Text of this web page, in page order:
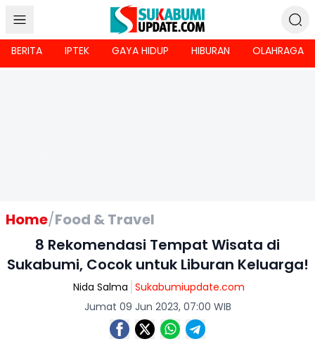
BERITA IPTEK GAYA HIDUP HIBURAN OLAHRAGA
Home/Food & Travel
8 Rekomendasi Tempat Wisata di
Sukabumi, Cocok untuk Liburan Keluarga!
Nida Salma Sukabumiupdate.com
Jumat 09 Jun 2023, 07:00 WIB